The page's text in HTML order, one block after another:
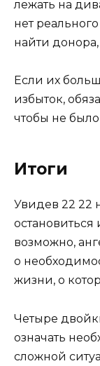
лежать на
нет
найти
Если их
избыток,
чтобы не
Итоги
Увидев 22 22
возможно,
о
жизни, о
Четыре
означать
сложной